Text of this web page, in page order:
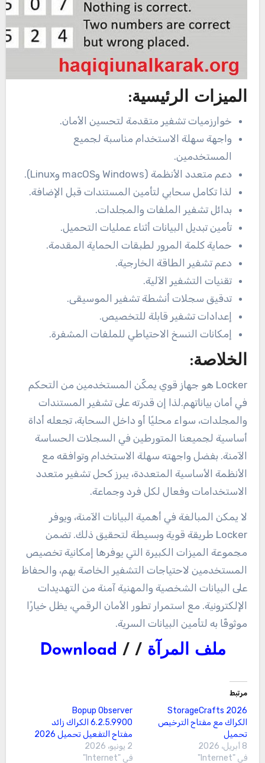
الميزات الرئيسية:
خوارزميات تشفير متقدمة لتحسين الأمان.
واجهة سهلة الاستخدام مناسبة لجميع
المستخدمين.
دعم متعدد الأنظمة (Windows وmacOS وLinux).
لذا تكامل سحابي لتأمين المستندات قبل الإضافة.
بدائل تشفير الملفات والمجلدات.
تأمين تبديل البيانات أثناء عمليات التحميل.
حماية كلمة المرور لطبقات الحماية المقدمة.
دعم تشفير الطاقة الخارجية.
تقنيات التشفير الآلية.
تدقيق سجلات أنشطة تشفير الموسيقى.
إعدادات تشفير قابلة للتخصيص.
إمكانات النسخ الاحتياطي للملفات المشفرة.
الخلاصة:
Locker هو جهاز قوي يمكّن المستخدمين من التحكم
في أمان بياناتهم.لذا إن قدرته على تشفير المستندات
والمجلدات، سواء محليًا أو داخل السحابة، تجعله أداة
أساسية لجميعنا المتورطين في السجلات الحساسة
الآمنة. بفضل واجهته سهلة الاستخدام وتوافقه مع
الأنظمة الأساسية المتعددة، يبرز كحل تشفير متعدد
الاستخدامات وفعال لكل فرد وجماعة.
لا يمكن المبالغة في أهمية البيانات الآمنة، ويوفر
Locker طريقة قوية وبسيطة لتحقيق ذلك. تضمن
مجموعة الميزات الكبيرة التي يوفرها إمكانية تخصيص
المستخدمين لاحتياجات التشفير الخاصة بهم، والحفاظ
على البيانات الشخصية والمهنية آمنة من التهديدات
الإلكترونية. مع استمرار تطور الأمان الرقمي، يظل خيارًا
موثوقًا به لتأمين البيانات السرية.
ملف المرآة / /
Download
مرتبط
StorageCrafts 2026
الكراك مع مفتاح الترخيص
تحميل
8 أبريل، 2026
في "Internet"
Bopup Observer
6.2.5.9900 الكراك زائد
مفتاح التفعيل تحميل 2026
2 يونيو، 2026
في "Internet"